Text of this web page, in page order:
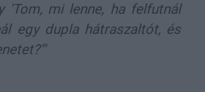
'Tom, mi lenne, ha felfutnál
egy dupla hátraszaltót, és